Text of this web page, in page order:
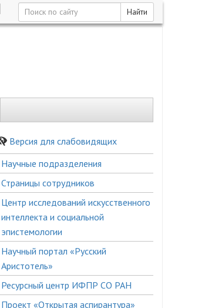
Найти
Версия для слабовидящих
Боковое
меню
Научные подразделения
Страницы сотрудников
Центр исследований искусственного
интеллекта и социальной
эпистемологии
Научный портал «Русский
Аристотель»
Ресурсный центр ИФПР СО РАН
Проект «Открытая аспирантура»